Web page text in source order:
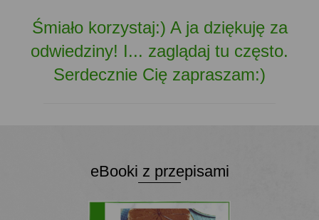
Śmiało korzystaj:) A ja dziękuję za
odwiedziny! I... zaglądaj tu często.
Serdecznie Cię zapraszam:)
eBooki z przepisami